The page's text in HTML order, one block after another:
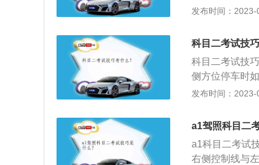
果不会太好。2
后视镜和座椅
到适合自己的
况。4、切忌空
摘至空挡。5
在一定程度上
发布时间：
科目二考试技
科目二考试技
侧方位停车时
道定点注意如
车将车轮回正
急，进入弯道
点，把控好关
发布时间：
a1驾照科目二
a1科目二考试
右侧控制线与